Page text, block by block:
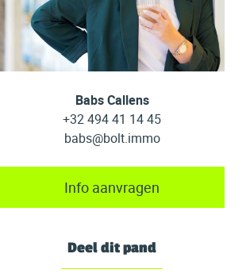
Babs Callens
+32 494 41 14 45
babs@bolt.immo
Info aanvragen
Deel dit pand